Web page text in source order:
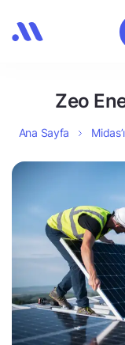
Zeo
Ana Sayfa